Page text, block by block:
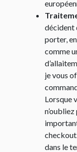
décident
porter,
comme
je vous
Lorsque
dans le